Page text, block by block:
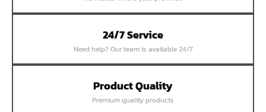
หน้าแปลนเชื่อมบอด SUS304 JEF 5K FF
หน้าแปลนเชื่อมบอด SUS304 JEF 150P RF
หน้าแปลนสลิปออน SUS304 JEF 300P SORF
หน้าแปลนเชื่อม SUS304 JEF PN40 RF
หน้าแปลนเชื่อม SUS304 JEF PN25 RF
หน้าแปลนเชื่อม SUS304 JEF PN16 RF
24/7 Service
Need help? Our team is available 24/7
Product Quality
Premium quality products